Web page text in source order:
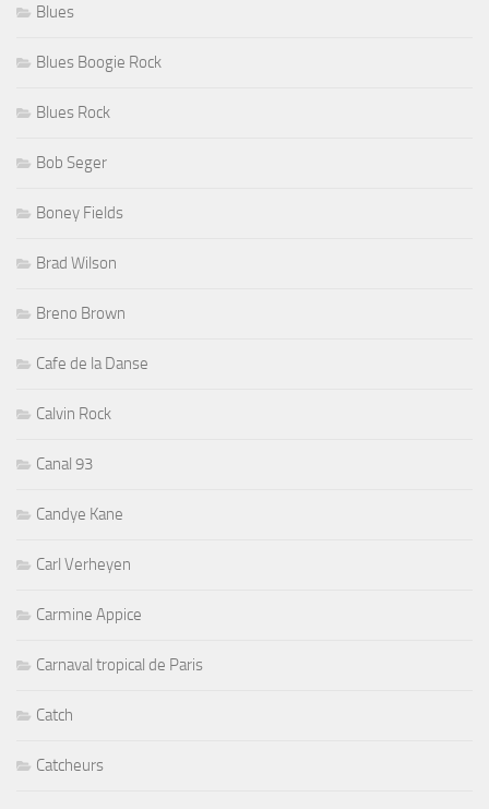
Blues
Blues Boogie Rock
Blues Rock
Bob Seger
Boney Fields
Brad Wilson
Breno Brown
Cafe de la Danse
Calvin Rock
Canal 93
Candye Kane
Carl Verheyen
Carmine Appice
Carnaval tropical de Paris
Catch
Catcheurs